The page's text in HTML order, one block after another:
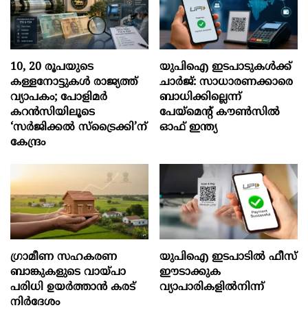
10, 20 രൂപയുടെ
കള്ളനോട്ടുകൾ രാജ്യത്ത്
വ്യാപകം; പോളിമർ
കറൻസിയിലൂടെ
‘സർജിക്കൽ സ്ട്രെെക്കി’ന്
കേന്ദ്രം
യുപിഐ ഇടപാടുകൾക്ക്
ചാർജ്: സാധാരണക്കാരെ
ബാധിക്കില്ലെന്ന്
പേയ്മെന്റ് കൗൺസിൽ
ഓഫ് ഇന്ത്യ
ഗ്രാമീണ സഹകരണ
ബാങ്കുകളുടെ വായ്പാ
പരിധി ഉയർത്താൻ കരട്
നിർദേശം
യുപിഐ ഇടപാടിൽ ഫീസ്
ഈടാക്കുക
വ്യാപാരികളിൽനിന്ന്